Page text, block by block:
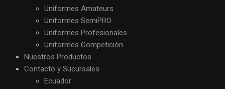
Uniformes Amateurs
Uniformes SemiPRO
Uniformes Profesionales
Uniformes Competición
Nuestros Productos
Contacto y Sucursales
Ecuador